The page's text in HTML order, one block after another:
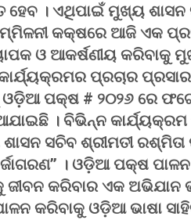
। ଏଥିପାଇଁ ମୁଖ୍ୟ ଶାସନ
କକ୍ଷରେ ଆଜି ଏକ
ଓ ଆକର୍ଷଣୀୟ
ପ୍ରଚାର
ପକ୍ଷ # ୨୦୨୬ ରେ
। ବିଭିନ୍ନ କାର୍ଯ୍ୟକ୍ରମ
ସଚିବ ଶ୍ରୀମତୀ ରଶ୍ମିତା
। ଓଡ଼ିଆ ପକ୍ଷ
କରିବାର ଏକ
କରିବାକୁ ଓଡ଼ିଆ ଭାଷା